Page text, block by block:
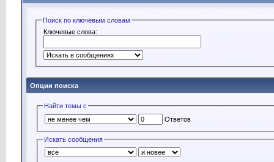
Поиск по ключевым словам
Ключевые слова:
Опции поиска
Найти темы с
Ответов
Искать сообщения